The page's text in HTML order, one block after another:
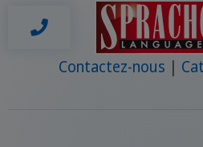
Contactez-nous